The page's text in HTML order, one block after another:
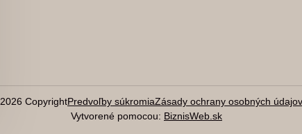
2026 CopyrightPredvoľby súkromiaZásady ochrany osobných údajov
Vytvorené pomocou: BiznisWeb.sk